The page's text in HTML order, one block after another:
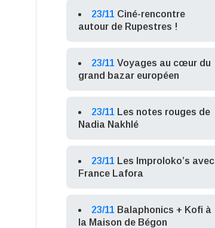
23/11 Ciné-rencontre
autour de Rupestres !
23/11 Voyages au cœur du
grand bazar européen
23/11 Les notes rouges de
Nadia Nakhlé
23/11 Les Improloko’s avec
France Lafora
23/11 Balaphonics + Kofi à
la Maison de Bégon